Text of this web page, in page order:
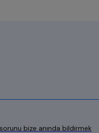
bize anında bildirmek